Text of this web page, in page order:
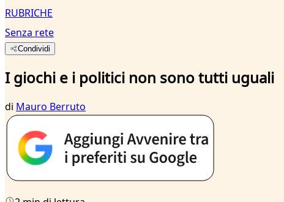
RUBRICHE
Senza rete
Condividi
I giochi e i politici non sono tutti uguali
di Mauro Berruto